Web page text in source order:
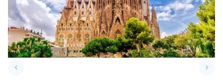
keyboard_arrow_leftPrevious slide keyboard_arrow_right